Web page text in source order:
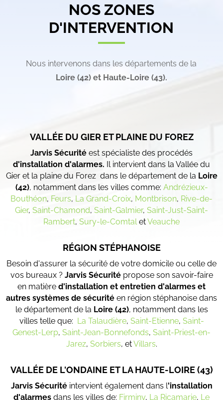
NOS ZONES
D'INTERVENTION
Nous intervenons dans les départements de la
Loire (42) et Haute-Loire (43).
VALLÉE DU GIER ET PLAINE DU FOREZ
Jarvis Sécurité est spécialiste des procédés
d'installation d'alarmes. Il intervient dans la Vallée du
Gier et la plaine du Forez dans le département de la Loire
(42), notamment dans les villes comme: Andrézieux-
Bouthéon, Feurs, La Grand-Croix, Montbrison, Rive-de-
Gier, Saint-Chamond, Saint-Galmier, Saint-Just-Saint-
Rambert, Sury-le-Comtal etVeauche
RÉGION STÉPHANOISE
Besoin d'assurer la sécurité de votre domicile ou celle de
vos bureaux ? Jarvis Sécurité propose son savoir-faire
en matière d'installation et entretien d'alarmes et
autres systèmes de sécurité en région stéphanoise dans
le département de la Loire (42), notamment dans les
villes telle que: La Talaudière, Saint-Etienne, Saint-
Genest-Lerp, Saint-Jean-Bonnefonds, Saint-Priest-en-
Jarez, Sorbiers, etVillars.
VALLÉE DE L'ONDAINE ET LA HAUTE-LOIRE (43)
Jarvis Sécurité intervient également dans l'installation
d'alarmes dans les villes de: Firminy, La Ricamarie, Le